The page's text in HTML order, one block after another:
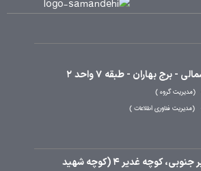
برج بهاران - طبقه 7 واحد 2
مدیریت گروه
مدیریت فناوری اطلاعات
البرز، نظرآباد، الغدیر جنوبی، کوچه غدیر 4 (کوچه شهید